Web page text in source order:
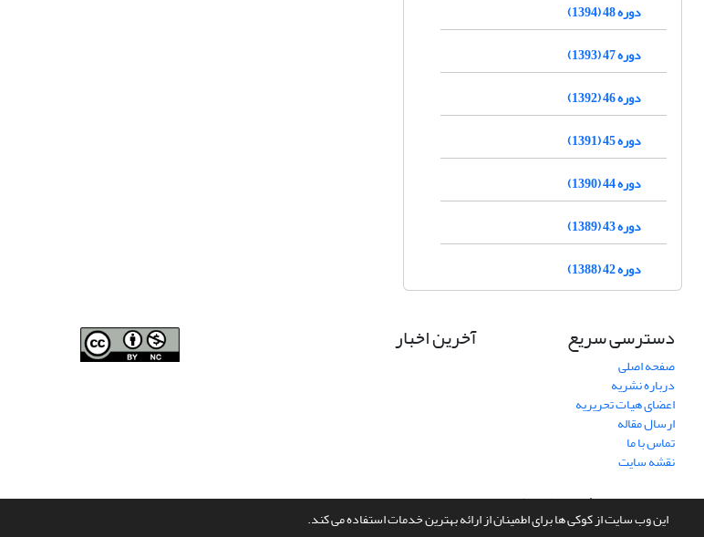
این وب سایت از کوکی ها برای اطمینان از ارائه بهترین خدمات استفاده می کند.
دوره 48 (1394)
دوره 47 (1393)
دوره 46 (1392)
دوره 45 (1391)
دوره 44 (1390)
دوره 43 (1389)
دوره 42 (1388)
دسترسی سریع
صفحه اصلی
درباره نشریه
اعضای هیات تحریریه
ارسال مقاله
تماس با ما
نقشه سایت
آخرین اخبار
سامانه مدیریت نشریات علمی.طراحی و پیاده سازی ازسیناوب